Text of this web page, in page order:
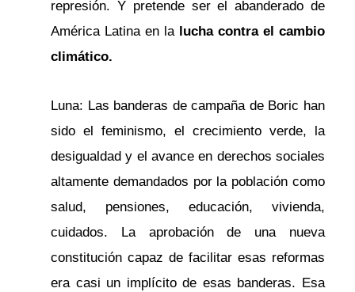
represión. Y pretende ser el abanderado de
América Latina en la lucha contra el cambio
climático.
Luna: Las banderas de campaña de Boric han
sido el feminismo, el crecimiento verde, la
desigualdad y el avance en derechos sociales
altamente demandados por la población como
salud, pensiones, educación, vivienda,
cuidados. La aprobación de una nueva
constitución capaz de facilitar esas reformas
era casi un implícito de esas banderas. Esa